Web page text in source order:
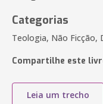
Categorias
Teologia, Não Ficção,
Compartilhe este
Leia um trecho